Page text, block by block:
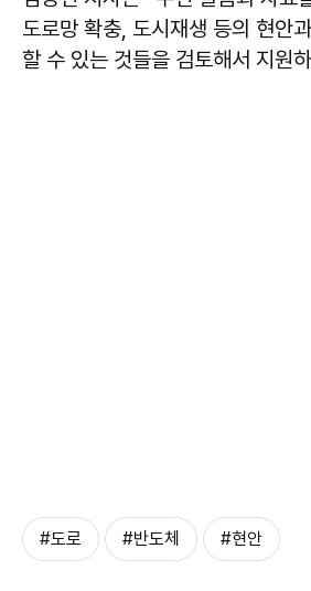
도로망 확충, 도시재생 등의 현안
할 수 있는 것들을 검토해서 지원
#도로 #반도체 #현안